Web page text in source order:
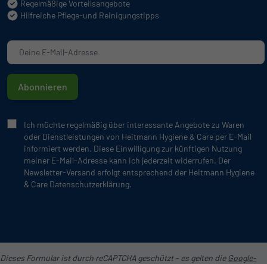
Regelmäßige Vorteilsangebote
Hilfreiche Pflege-und Reinigungstipps
Abonnieren
Ich möchte regelmäßig über interessante Angebote zu Waren
oder Dienstleistungen von Heitmann Hygiene & Care per E-Mail
informiert werden. Diese Einwilligung zur künftigen Nutzung
meiner E-Mail-Adresse kann ich jederzeit widerrufen. Der
Newsletter-Versand erfolgt entsprechend der Heitmann Hygiene
& Care Datenschutzerklärung.
Dieses Formular ist durch reCAPTCHA geschützt - es gelten die Google-